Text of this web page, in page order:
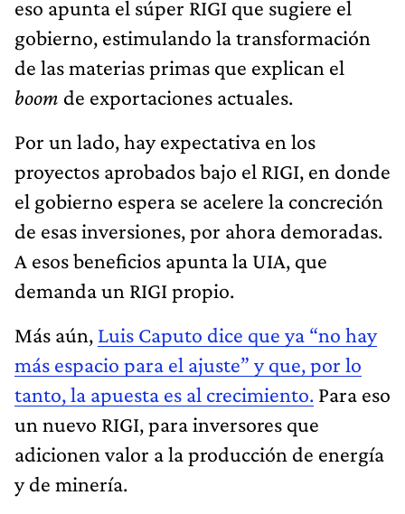
eso apunta el súper RIGI que sugiere el
gobierno, estimulando la transformación
de las materias primas que explican el
boom de exportaciones actuales.
Por un lado, hay expectativa en los
proyectos aprobados bajo el RIGI, en donde
el gobierno espera se acelere la concreción
de esas inversiones, por ahora demoradas.
A esos beneficios apunta la UIA, que
demanda un RIGI propio.
Más aún, Luis Caputo dice que ya “no hay
más espacio para el ajuste” y que, por lo
tanto, la apuesta es al crecimiento. Para eso
un nuevo RIGI, para inversores que
adicionen valor a la producción de energía
y de minería.